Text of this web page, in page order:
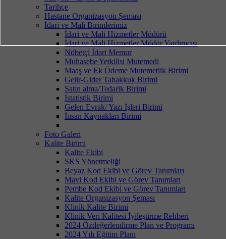
Tarihçe
Hastane Organizasyon Şeması
İdari ve Mali Birimlerimiz
İdari ve Mali Hizmetler Müdürü
İdari ve Mali Hizmetler Müdür Yardımcısı
Nöbetçi İdari Memur
Muhasebe Yetkilisi Mutemedi
Maaş ve Ek Ödeme Mutemetlik Birimi
Gelir-Gider Tahakkuk Birimi
Satın alma/Tedarik Birimi
İstatistik Birimi
Gelen Evrak/ Yazı İşleri Birimi
İnsan Kaynakları Birimi
Foto Galeri
Kalite Birimi
Kalite Ekibi
SKS Yönetmeliği
Beyaz Kod Ekibi ve Görev Tanımları
Mavi Kod Ekibi ve Görev Tanımları
Pembe Kod Ekibi ve Görev Tanımları
Kalite Organizasyon Şeması
Klinik Kalite Birimi
Klinik Veri Kalitesi İyileştirme Rehberi
2024 Özdeğerlendirme Plan ve Programı
2024 Yılı Eğitim Planı